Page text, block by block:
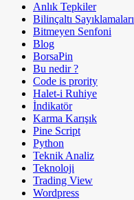
Anlık Tepkiler
Bilinçaltı Sayıklamaları
Bitmeyen Senfoni
Blog
BorsaPin
Bu nedir ?
Code is prority
Halet-i Ruhiye
İndikatör
Karma Karışık
Pine Script
Python
Teknik Analiz
Teknoloji
Trading View
Wordpress